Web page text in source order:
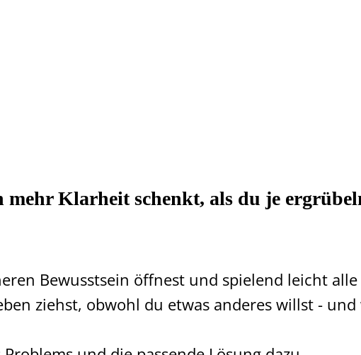
Klarheit schenkt, als du je
Bewusstsein öffnest und spielend leicht
ziehst, obwohl du etwas anderes willst -